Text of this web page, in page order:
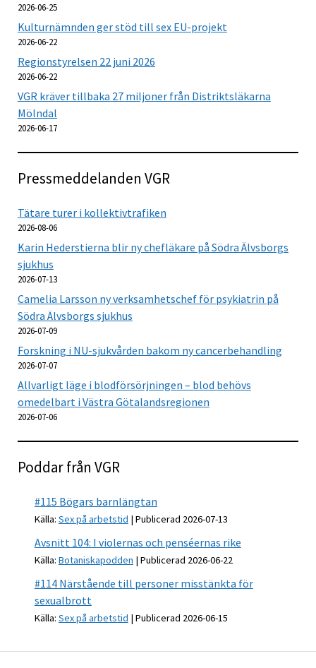
2026-06-25
Kulturnämnden ger stöd till sex EU-projekt
2026-06-22
Regionstyrelsen 22 juni 2026
2026-06-22
VGR kräver tillbaka 27 miljoner från Distriktsläkarna
Mölndal
2026-06-17
Pressmeddelanden VGR
Tätare turer i kollektivtrafiken
2026-08-06
Karin Hederstierna blir ny chefläkare på Södra Älvsborgs
sjukhus
2026-07-13
Camelia Larsson ny verksamhetschef för psykiatrin på
Södra Älvsborgs sjukhus
2026-07-09
Forskning i NU-sjukvården bakom ny cancerbehandling
2026-07-07
Allvarligt läge i blodförsörjningen – blod behövs
omedelbart i Västra Götalandsregionen
2026-07-06
Poddar från VGR
#115 Bögars barnlängtan
Källa: Sex på arbetstid Publicerad 2026-07-13
Avsnitt 104: I violernas och penséernas rike
Källa: Botaniskapodden Publicerad 2026-06-22
#114 Närstående till personer misstänkta för
sexualbrott
Källa: Sex på arbetstid Publicerad 2026-06-15